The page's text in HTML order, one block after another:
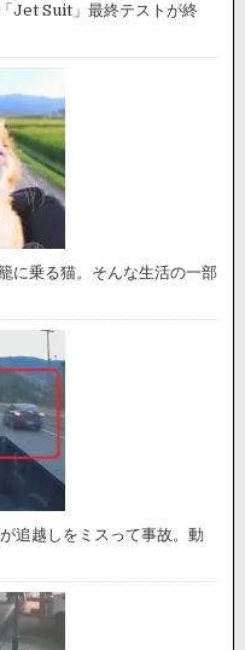
Jet Suit」最終テストが終
に乗る猫。そんな生活の一部
追越しをミスって事故。動